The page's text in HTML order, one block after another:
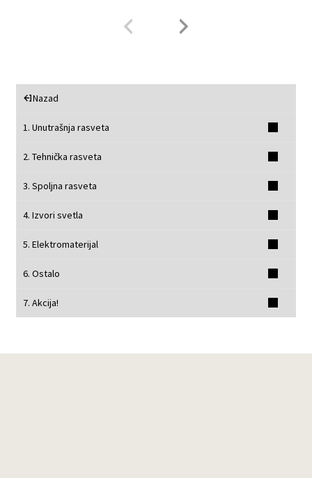
Nazad
1. Unutrašnja rasveta
2. Tehnička rasveta
3. Spoljna rasveta
4. Izvori svetla
5. Elektromaterijal
6. Ostalo
7. Akcija!